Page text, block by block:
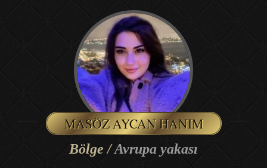
MASÖZ AYCAN HANIM
Bölge /Avrupa yakası